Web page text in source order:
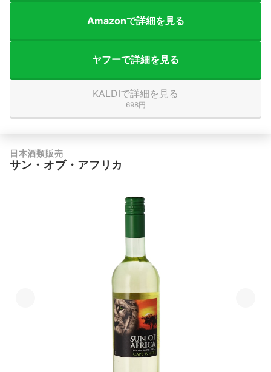
Amazonで詳細を見る
ヤフーで詳細を見る
KALDIで詳細を見る
698円
日本酒類販売
サン・オブ・アフリカ